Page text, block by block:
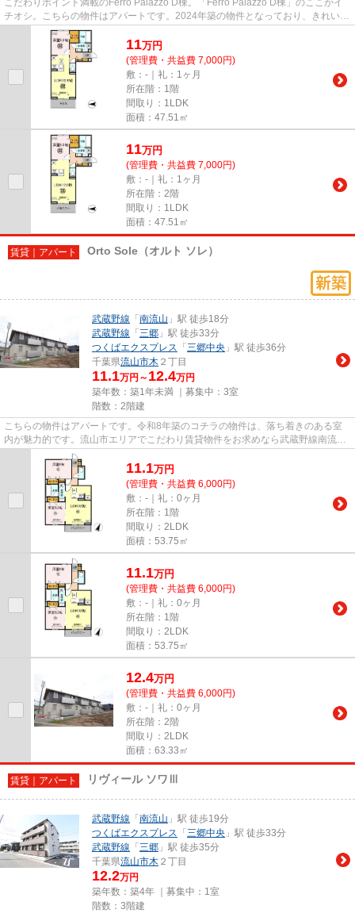
こだわりポイント満載のFerro Palazzo D棟。「Ferro Palazzo D棟」のここがイ
チオシ。こちらの物件はアパートです。2024年築の物件となっており、きれいな
室内が魅力となっています。...
11万円
(管理費・共益費 7,000円)
敷：-｜礼：1ヶ月
所在階：1階
間取り：1LDK
面積：47.51㎡
11万円
(管理費・共益費 7,000円)
敷：-｜礼：1ヶ月
所在階：2階
間取り：1LDK
面積：47.51㎡
賃貸｜アパート Orto Sole（オルト ソレ）
武蔵野線 「 南流山 」駅 徒歩18分
武蔵野線 「 三郷 」駅 徒歩33分
つくばエクスプレス 「 三郷中央 」駅 徒歩36分
千葉県流山市木 ２丁目
11.1万円～ 12.4万円
築年数：築1年未満 ｜募集中： 3室
階数：2階建
こちらの物件はアパートです。令和8年築のコチラの物件は、落ち着きのある室
内が魅力的です。流山市エリアでこだわり賃貸物件をお求めなら武蔵野線南流山
周辺はいかがでしょうか？お探...
11.1万円
(管理費・共益費 6,000円)
敷：-｜礼：0ヶ月
所在階：1階
間取り：2LDK
面積：53.75㎡
11.1万円
(管理費・共益費 6,000円)
敷：-｜礼：0ヶ月
所在階：1階
間取り：2LDK
面積：53.75㎡
12.4万円
(管理費・共益費 6,000円)
敷：-｜礼：0ヶ月
所在階：2階
間取り：2LDK
面積：63.33㎡
賃貸｜アパート リヴィール ソワⅢ
武蔵野線 「 南流山 」駅 徒歩19分
つくばエクスプレス 「 三郷中央 」駅 徒歩33分
武蔵野線 「 三郷 」駅 徒歩35分
千葉県流山市木 ２丁目
12.2万円
築年数：築4年 ｜募集中： 1室
階数：3階建